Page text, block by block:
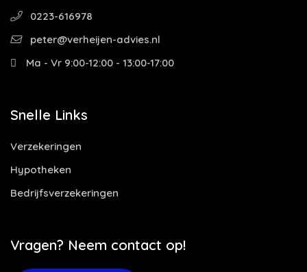
0223-616978
peter@verheijen-advies.nl
Ma - Vr 9:00-12:00 - 13:00-17:00
Snelle Links
Verzekeringen
Hypotheken
Bedrijfsverzekeringen
Vragen? Neem contact op!